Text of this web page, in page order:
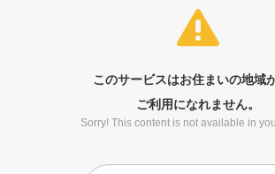
このサービスはお住まいの地域
ご利用になれません。
Sorry! This content is not available in